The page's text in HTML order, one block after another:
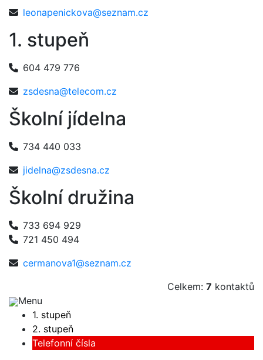
leonapenickova@seznam.cz
1. stupeň
604 479 776
zsdesna@telecom.cz
Školní jídelna
734 440 033
jidelna@zsdesna.cz
Školní družina
733 694 929
721 450 494
cermanova1@seznam.cz
Celkem: 7 kontaktů
Menu
1. stupeň
2. stupeň
Telefonní čísla